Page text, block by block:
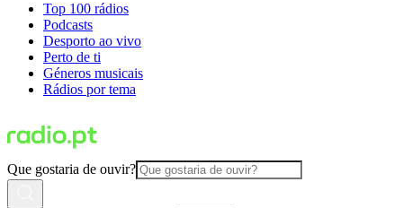
Top 100 rádios
Podcasts
Desporto ao vivo
Perto de ti
Géneros musicais
Rádios por tema
Que gostaria de ouvir?